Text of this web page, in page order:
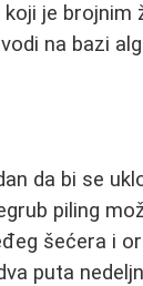
je brojnim
na bazi
da bi se
piling
šećera i
puta